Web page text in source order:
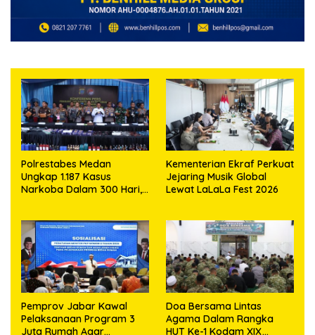
Polrestabes Medan
Ungkap 1.187 Kasus
Narkoba Dalam 300 Hari,
Kementerian Ekraf Perkuat
Jejaring Musik Global
Lewat LaLaLa Fest 2026
Pemprov Jabar Kawal
Pelaksanaan Program 3
Juta Rumah Agar
Doa Bersama Lintas
Agama Dalam Rangka
HUT Ke-1 Kodam XIX